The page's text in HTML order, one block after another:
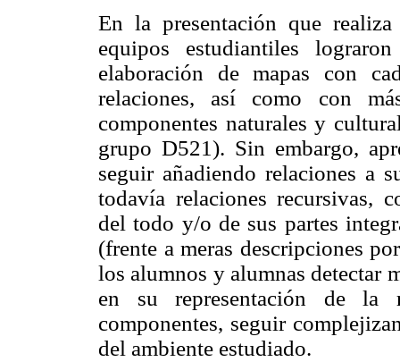
En la presentación que
equipos estudiantiles
elaboración de mapas con
relaciones, así como con
componentes naturales y
grupo D521). Sin embargo,
seguir añadiendo relaciones a
todavía relaciones recursivas,
del todo y/o de sus partes
(frente a meras descripciones
los alumnos y alumnas detectar
en su representación de la
componentes, seguir
del ambiente estudiado.